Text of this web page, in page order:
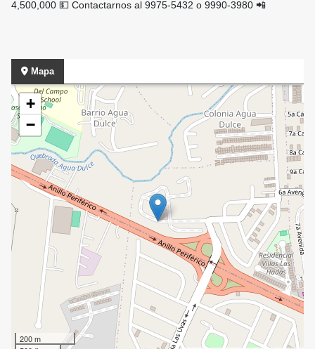
4,500,000 💵 Contactarnos al 9975-5432 o 9990-3980 📲
Mapa
+
−
200 m